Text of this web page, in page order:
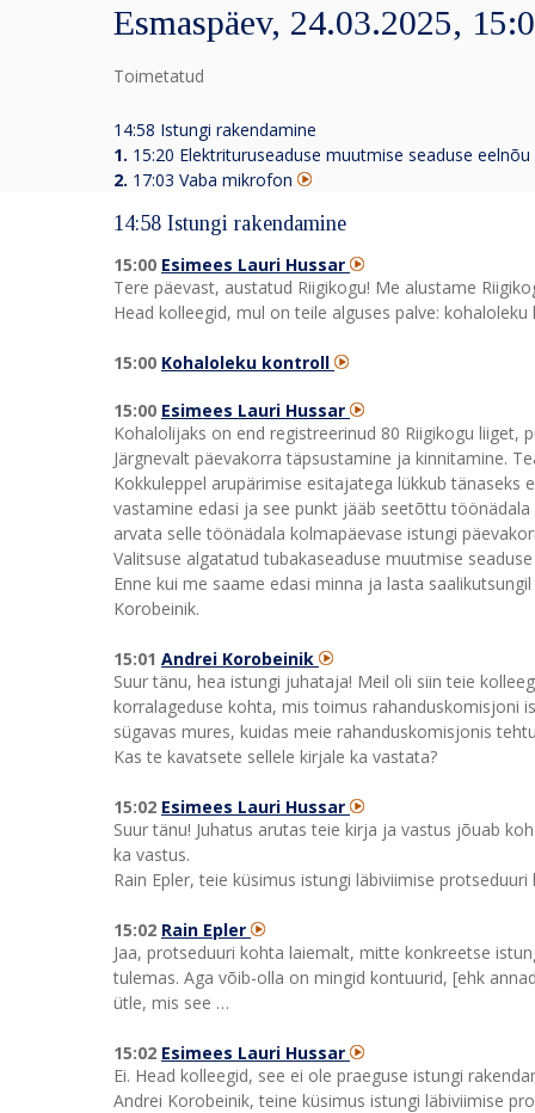
Esmaspäev, 24.03.2025,
Toimetatud
14:58 Istungi rakendamine
1. 15:20 Elektrituruseaduse muutmise seaduse
2. 17:03 Vaba mikrofon
14:58 Istungi rakendamine
15:00 Esimees Lauri Hussar
Tere päevast, austatud Riigikogu! Me alustame
Head kolleegid, mul on teile alguses palve:
15:00 Kohaloleku kontroll
15:00 Esimees Lauri Hussar
Kohalolijaks on end registreerinud 80 Riigikogu liiget,
Järgnevalt päevakorra täpsustamine ja kinnitamine.
Kokkuleppel arupärimise esitajatega lükkub tänaseks
vastamine edasi ja see punkt jääb seetõttu
arvata selle töönädala kolmapäevase istungi
Valitsuse algatatud tubakaseaduse muutmise
Enne kui me saame edasi minna ja lasta
Korobeinik.
15:01 Andrei Korobeinik
Suur tänu, hea istungi juhataja! Meil oli siin teie
korralageduse kohta, mis toimus rahanduskomisjoni
sügavas mures, kuidas meie rahanduskomisjonis
Kas te kavatsete sellele kirjale ka vastata?
15:02 Esimees Lauri Hussar
Suur tänu! Juhatus arutas teie kirja ja vastus jõuab
ka vastus.
Rain Epler, teie küsimus istungi läbiviimise protseduuri
15:02 Rain Epler
Jaa, protseduuri kohta laiemalt, mitte konkreetse
tulemas. Aga võib-olla on mingid kontuurid, [ehk
ütle, mis see …
15:02 Esimees Lauri Hussar
Ei. Head kolleegid, see ei ole praeguse istungi
Andrei Korobeinik, teine küsimus istungi läbiviimise